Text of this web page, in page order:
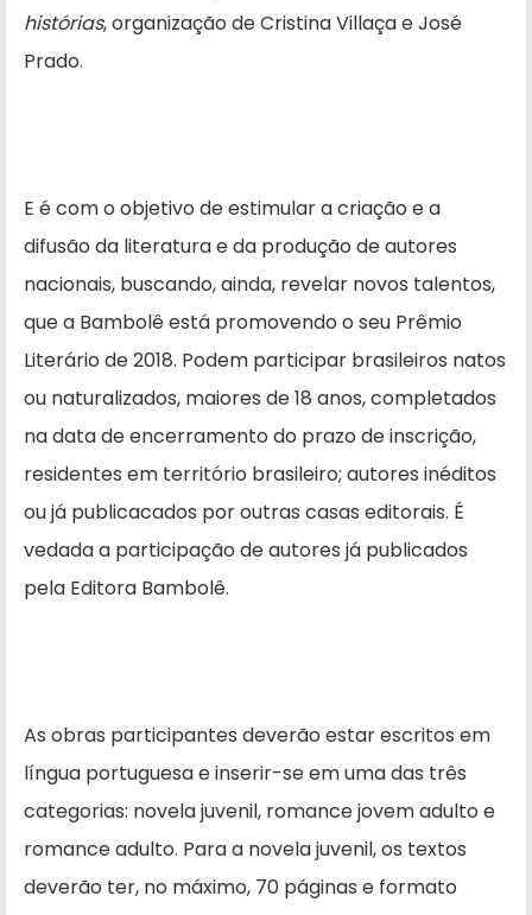
histórias, organização de Cristina Villaça e José
Prado.
E é com o objetivo de estimular a criação e a
difusão da literatura e da produção de autores
nacionais, buscando, ainda, revelar novos talentos,
que a Bambolê está promovendo o seu Prêmio
Literário de 2018. Podem participar brasileiros natos
ou naturalizados, maiores de 18 anos, completados
na data de encerramento do prazo de inscrição,
residentes em território brasileiro; autores inéditos
ou já publicacados por outras casas editorais. É
vedada a participação de autores já publicados
pela Editora Bambolê.
As obras participantes deverão estar escritos em
língua portuguesa e inserir-se em uma das três
categorias: novela juvenil, romance jovem adulto e
romance adulto. Para a novela juvenil, os textos
deverão ter, no máximo, 70 páginas e formato